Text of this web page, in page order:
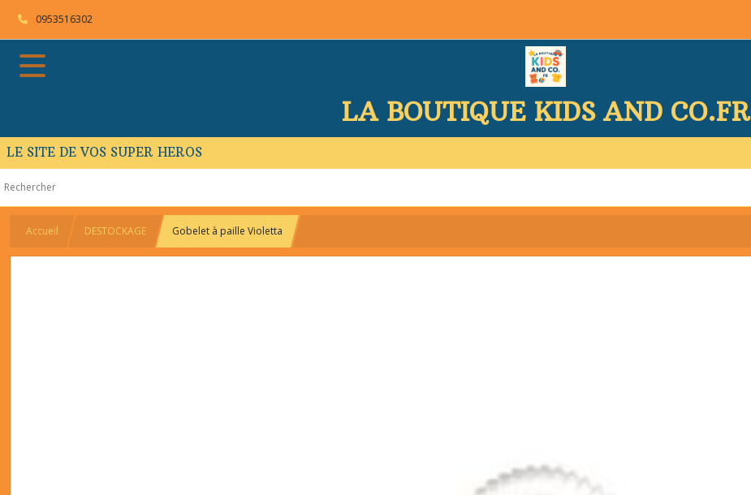
0953516302
LA BOUTIQUE KIDS AND CO.FR
LE SITE DE VOS SUPER HEROS
Accueil DESTOCKAGE Gobelet à paille Violetta